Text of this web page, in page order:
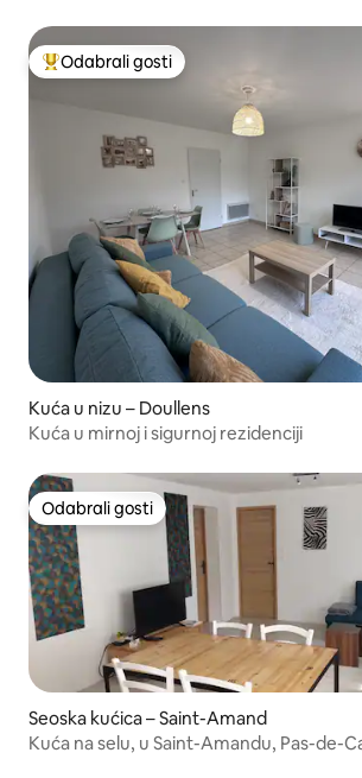
Među najviše rangiranima s oznakom
Odabrali gosti
Kuća u nizu – Doullens
Kuća u mirnoj i sigurnoj rezidenciji
Odabrali gosti
Odabrali gosti
Seoska kućica – Saint-Amand
Kuća na selu, u Saint-Amandu, Pas-de-